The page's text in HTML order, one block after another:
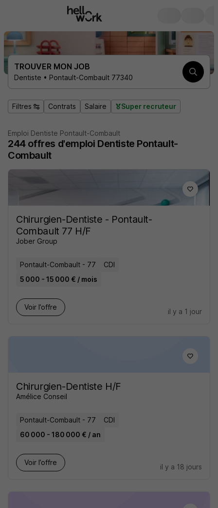
TROUVER MON JOB
Dentiste • Pontault-Combault 77340
Filtres Contrats Salaire Super recruteur
Emploi Dentiste Pontault-Combault
244 offres d'emploi Dentiste Pontault-
Combault
Chirurgien-Dentiste - Pontault-
Combault 77 H/F
Jober Group
Pontault-Combault - 77
CDI
5 000 - 15 000 € / mois
Voir l’offre
il y a 1 jour
Chirurgien-Dentiste H/F
Amélice Conseil
Pontault-Combault - 77
CDI
60 000 - 180 000 € / an
Voir l’offre
il y a 18 jours